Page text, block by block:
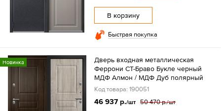
В корзину
Быстрая покупка
Новинка
Дверь входная металлическая
Феррони СТ-Браво Букле черный
МДФ Алмон / МДФ Дуб полярный
Код товара: 190051
46 937 р./шт 50 470 р./шт